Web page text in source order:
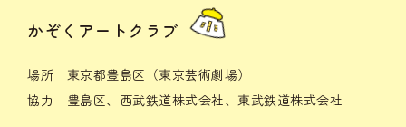
かぞくアートクラブ
場所 東京都豊島区（東京芸術劇場）
協力 豊島区、西武鉄道株式会社、東武鉄道株式会社